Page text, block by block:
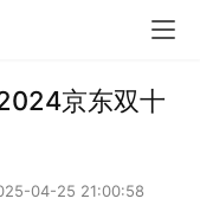
京东双十
04-25 21:00:58